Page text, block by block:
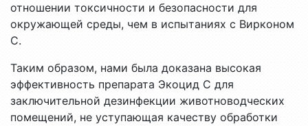
отношении токсичности и безопасности для
окружающей среды, чем в испытаниях с Вирконом
С.
Таким образом, нами была доказана высокая
эффективность препарата Экоцид С для
заключительной дезинфекции животноводческих
помещений, не уступающая качеству обработки